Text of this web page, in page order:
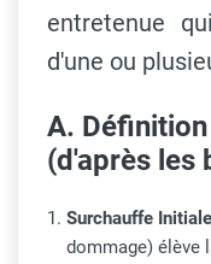
entretenue
d'une ou
A.
(d'après les
Surchauffe
dommage) élève